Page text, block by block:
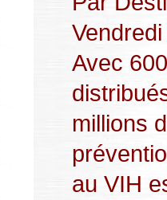
Avec
millions
au VIH